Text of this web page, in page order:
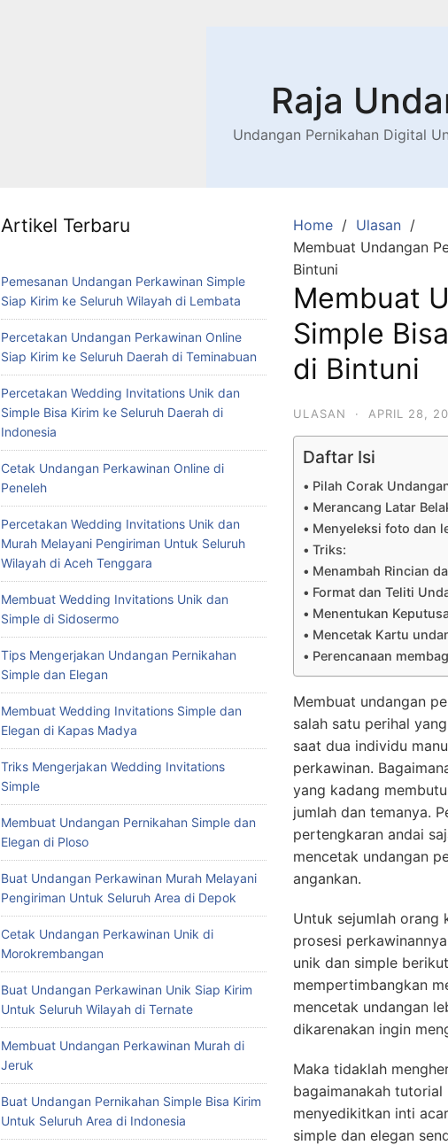
Raja
Undangan Pernikahan Digital
Home
Ulasan
Membuat Undangan
Bintuni
Membuat
Simple
di Bintuni
ULASAN · APRIL 28,
Daftar Isi
Pilah Corak
Merancang Latar
Menyeleksi foto dan
Triks:
Menambah Rincian
Format dan Teliti
Menentukan
Mencetak Kartu
Perencanaan
Membuat undangan
salah satu perihal
saat dua individu
perkawinan.
yang kadang
jumlah dan temanya.
pertengkaran andai
mencetak undangan
angankan.
Untuk sejumlah orang
prosesi
unik dan simple
mempertimbangkan
mencetak undangan
dikarenakan ingin
Maka tidaklah
bagaimanakah
menyedikitkan inti
simple dan elegan
Artikel Terbaru
Pemesanan Undangan Perkawinan Simple
Siap Kirim ke Seluruh Wilayah di Lembata
Percetakan Undangan Perkawinan Online
Siap Kirim ke Seluruh Daerah di Teminabuan
Percetakan Wedding Invitations Unik dan
Simple Bisa Kirim ke Seluruh Daerah di
Indonesia
Cetak Undangan Perkawinan Online di
Peneleh
Percetakan Wedding Invitations Unik dan
Murah Melayani Pengiriman Untuk Seluruh
Wilayah di Aceh Tenggara
Membuat Wedding Invitations Unik dan
Simple di Sidosermo
Tips Mengerjakan Undangan Pernikahan
Simple dan Elegan
Membuat Wedding Invitations Simple dan
Elegan di Kapas Madya
Triks Mengerjakan Wedding Invitations
Simple
Membuat Undangan Pernikahan Simple dan
Elegan di Ploso
Buat Undangan Perkawinan Murah Melayani
Pengiriman Untuk Seluruh Area di Depok
Cetak Undangan Perkawinan Unik di
Morokrembangan
Buat Undangan Perkawinan Unik Siap Kirim
Untuk Seluruh Wilayah di Ternate
Membuat Undangan Perkawinan Murah di
Jeruk
Buat Undangan Pernikahan Simple Bisa Kirim
Untuk Seluruh Area di Indonesia